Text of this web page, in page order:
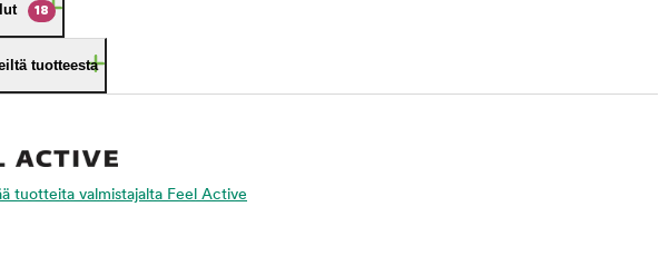
18
tuotteesta
tuotteita valmistajalta Feel Active